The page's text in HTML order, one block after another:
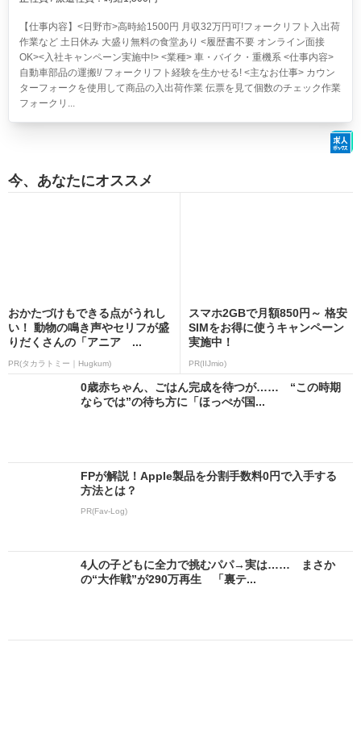
【仕事内容】<日野市>高時給1500円 月収32万円可!フォークリフト入出荷
作業など 土日休み 大盛り無料の食堂あり <履歴書不要 オンライン面接
OK><入社キャンペーン実施中!> <業種> 車・バイク・重機系 <仕事内容>
自動車部品の運搬!/ フォークリフト経験を生かせる! <主なお仕事> カウン
ターフォークを使用して商品の入出荷作業 伝票を見て個数のチェック作業
フォークリ...
今、あなたにオススメ
おかたづけもできる点がうれし
い！ 動物の鳴き声やセリフが盛
りだくさんの「アニア ...
PR(タカラトミー｜Hugkum)
スマホ2GBで月額850円～ 格安
SIMをお得に使うキャンペーン
実施中！
PR(IIJmio)
0歳赤ちゃん、ごはん完成を待つが…… “この時期
ならでは”の待ち方に「ほっぺが国...
FPが解説！Apple製品を分割手数料0円で入手する
方法とは？
PR(Fav-Log)
4人の子どもに全力で挑むパパ→実は…… まさか
の“大作戦”が290万再生 「裏テ...